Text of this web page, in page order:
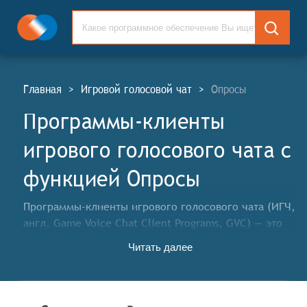
Главная > Игровой голосовой чат > Опросы
Программы-клиенты
игрового голосового чата c
функцией Опросы
Программы-клиенты игрового голосового чата (ИГЧ,
англ. Game Voice Chat Client Programs, GVC) — это
друг с другом по голосовому каналу во время игры.
Читать далее